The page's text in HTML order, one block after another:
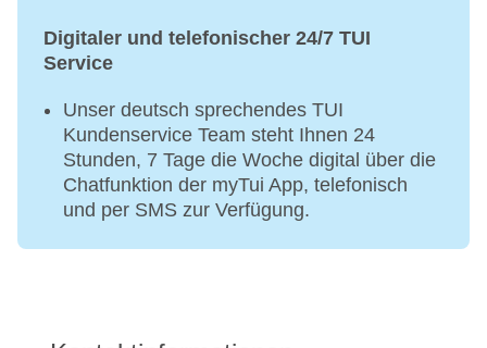
Digitaler und telefonischer 24/7 TUI
Service
Unser deutsch sprechendes TUI
Kundenservice Team steht Ihnen 24
Stunden, 7 Tage die Woche digital über die
Chatfunktion der myTui App, telefonisch
und per SMS zur Verfügung.